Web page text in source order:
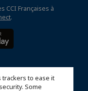
to ease it
Some
CCI Françaises à
.